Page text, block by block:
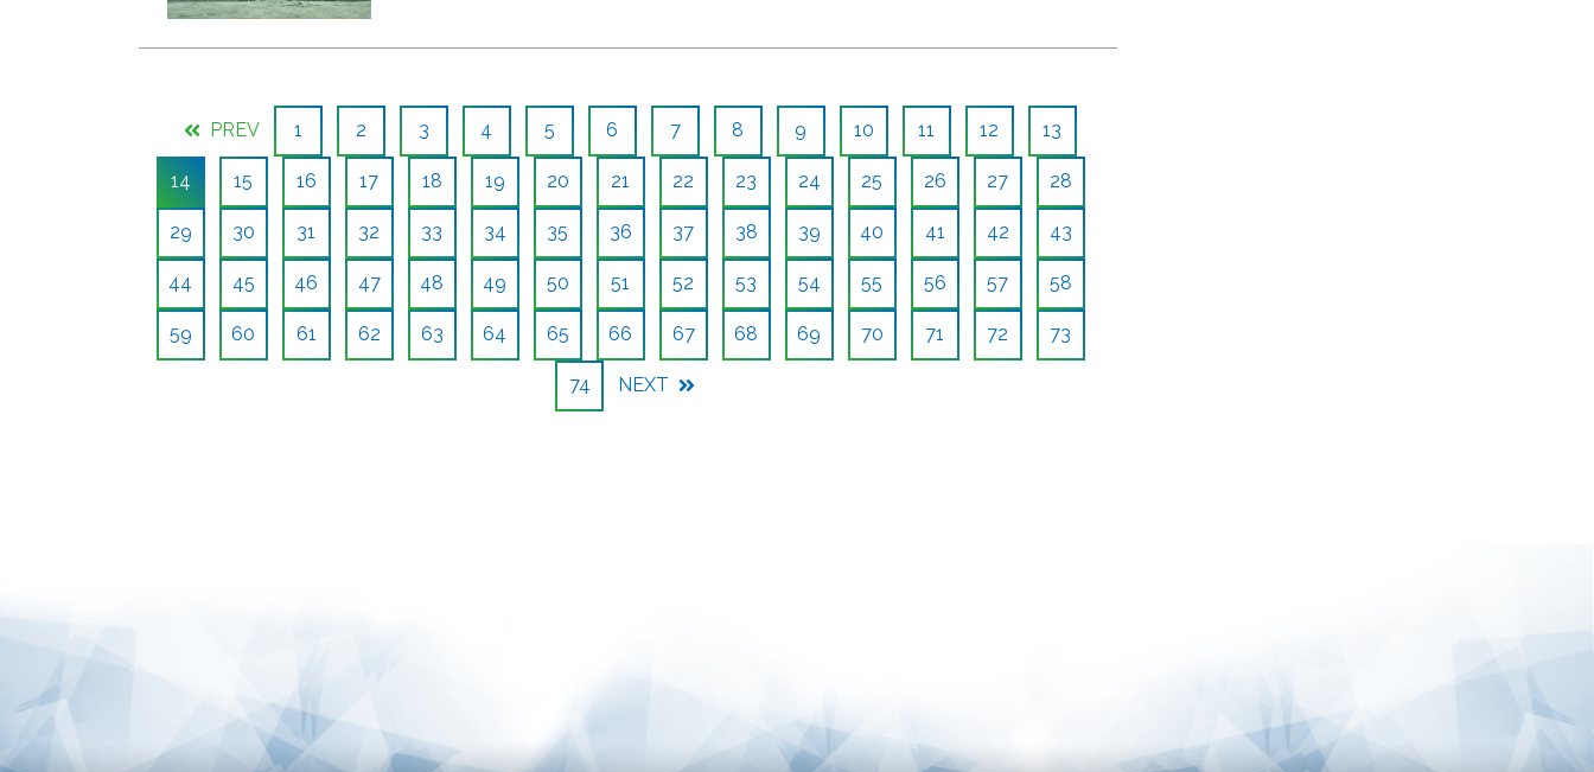
PREV 1 2 3 4 5 6 7 8 9 10 11 12 13
14 15 16 17 18 19 20 21 22 23 24 25 26 27 28
29 30 31 32 33 34 35 36 37 38 39 40 41 42 43
44 45 46 47 48 49 50 51 52 53 54 55 56 57 58
59 60 61 62 63 64 65 66 67 68 69 70 71 72 73
74 NEXT